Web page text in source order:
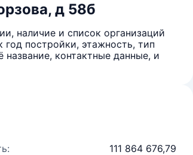
д 58б
наличие и список организаций
постройки, этажность, тип
контактные данные, и
111 864 676,79